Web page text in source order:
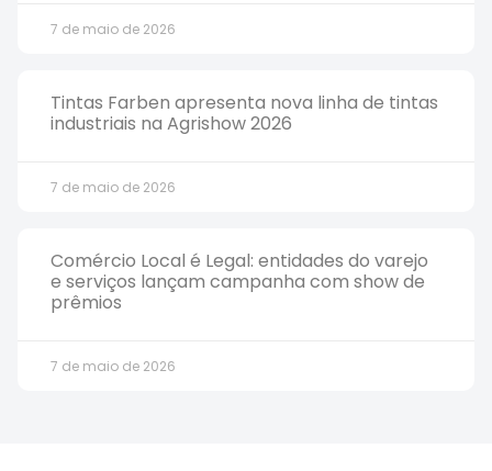
7 de maio de 2026
Tintas Farben apresenta nova linha de tintas
industriais na Agrishow 2026
7 de maio de 2026
Comércio Local é Legal: entidades do varejo
e serviços lançam campanha com show de
prêmios
7 de maio de 2026